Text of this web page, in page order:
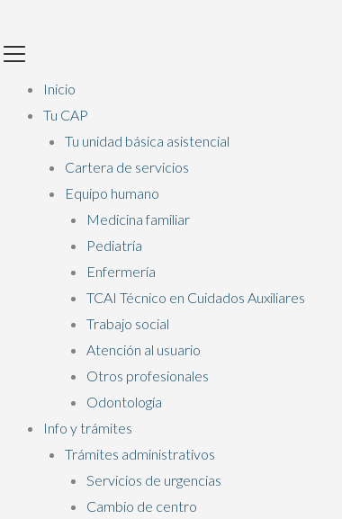
contenido
Inicio
Tu CAP
Tu unidad básica asistencial
Cartera de servicios
Equipo humano
Medicina familiar
Pediatría
Enfermería
TCAI Técnico en Cuidados Auxiliares
Trabajo social
Atención al usuario
Otros profesionales
Odontología
Info y trámites
Trámites administrativos
Servicios de urgencias
Cambio de centro